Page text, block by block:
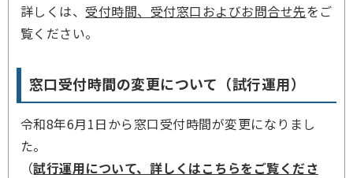
詳しくは、 受付時間、受付窓口およびお問合せ先をご
覧ください。
窓口受付時間の変更について（試行運用）
令和8年6月1日から窓口受付時間が変更になりまし
た。
（試行運用について、詳しくはこちらをご覧くださ